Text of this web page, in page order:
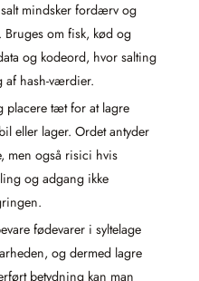
mindsker fordærv og
om fisk, kød og
og kodeord, hvor salting
af hash-værdier.
placere tæt for at lagre
eller lager. Ordet antyder
men også risici hvis
og adgang ikke
fødevarer i syltelage
og dermed lagre
betydning kan man